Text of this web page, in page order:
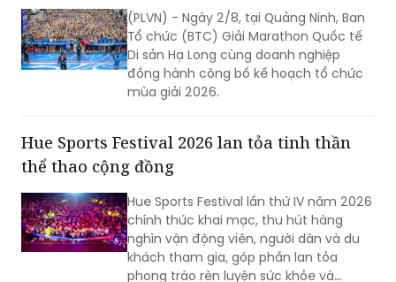
(PLVN) - Ngày 2/8, tại Quảng Ninh, Ban
Tổ chức (BTC) Giải Marathon Quốc tế
Di sản Hạ Long cùng doanh nghiệp
đồng hành công bố kế hoạch tổ chức
mùa giải 2026.
Hue Sports Festival 2026 lan tỏa tinh thần
thể thao cộng đồng
Hue Sports Festival lần thứ IV năm 2026
chính thức khai mạc, thu hút hàng
nghìn vận động viên, người dân và du
khách tham gia, góp phần lan tỏa
phong trào rèn luyện sức khỏe và